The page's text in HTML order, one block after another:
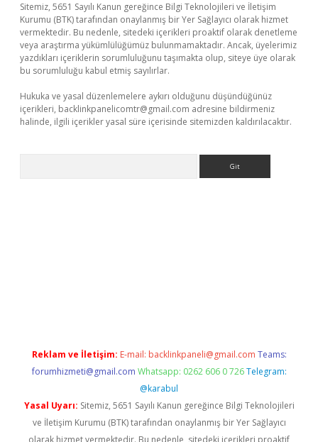
Sitemiz, 5651 Sayılı Kanun gereğince Bilgi Teknolojileri ve İletişim
Kurumu (BTK) tarafından onaylanmış bir Yer Sağlayıcı olarak hizmet
vermektedir. Bu nedenle, sitedeki içerikleri proaktif olarak denetleme
veya araştırma yükümlülüğümüz bulunmamaktadır. Ancak, üyelerimiz
yazdıkları içeriklerin sorumluluğunu taşımakta olup, siteye üye olarak
bu sorumluluğu kabul etmiş sayılırlar.
Hukuka ve yasal düzenlemelere aykırı olduğunu düşündüğünüz
içerikleri, backlinkpanelicomtr@gmail.com adresine bildirmeniz
halinde, ilgili içerikler yasal süre içerisinde sitemizden kaldırılacaktır.
Reklam ve İletişim: E-mail: backlinkpaneli@gmail.com Teams:
forumhizmeti@gmail.com Whatsapp: 0262 606 0 726 Telegram:
@karabul
Yasal Uyarı: Sitemiz, 5651 Sayılı Kanun gereğince Bilgi Teknolojileri
ve İletişim Kurumu (BTK) tarafından onaylanmış bir Yer Sağlayıcı
olarak hizmet vermektedir. Bu nedenle, sitedeki içerikleri proaktif